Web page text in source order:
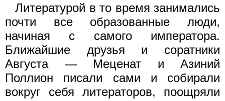
Литературой в то время занимались
почти все образованные люди,
начиная с самого императора.
Ближайшие друзья и соратники
Августа — Меценат и Азиний
Поллион писали сами и собирали
вокруг себя литераторов, поощряли